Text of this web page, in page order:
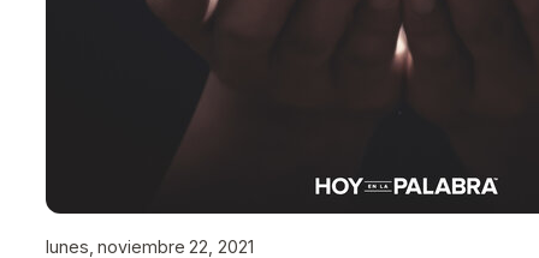
lunes, noviembre 22, 2021